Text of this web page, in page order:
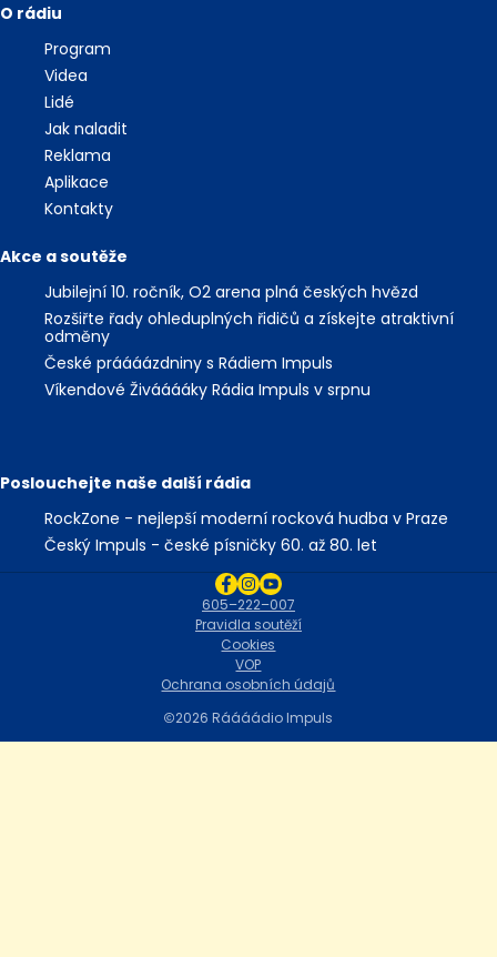
O rádiu
Program
Videa
Lidé
Jak naladit
Reklama
Aplikace
Kontakty
Akce a soutěže
Jubilejní 10. ročník, O2 arena plná českých hvězd
Rozšiřte řady ohleduplných řidičů a získejte atraktivní
odměny
České práááázdniny s Rádiem Impuls
Víkendové Živááááky Rádia Impuls v srpnu
Poslouchejte naše další rádia
RockZone - nejlepší moderní rocková hudba v Praze
Český Impuls - české písničky 60. až 80. let
2026 Ráááádio Impuls
Ochrana osobních údajů
VOP
Cookies
Pravidla soutěží
605–222–007